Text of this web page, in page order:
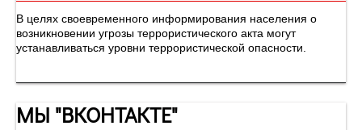
В целях своевременного информирования населения о
возникновении угрозы террористического акта могут
устанавливаться уровни террористической опасности.
МЫ "ВКОНТАКТЕ"